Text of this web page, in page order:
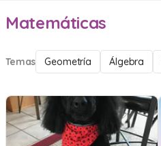
Matemáticas
Temas Geometría Álgebra